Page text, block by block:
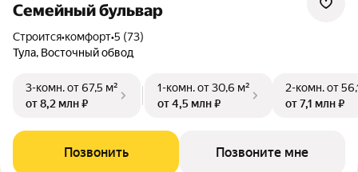
Семейный бульвар
Строится•комфорт•5 (73)
Тула, Восточный обвод
3-комн.от 67,5 м²
от 8,2 млн ₽
1-комн.от 30,6 м²
от 4,5 млн ₽
2-комн.от
от 7,1 млн ₽
Позвонить Позвоните мне